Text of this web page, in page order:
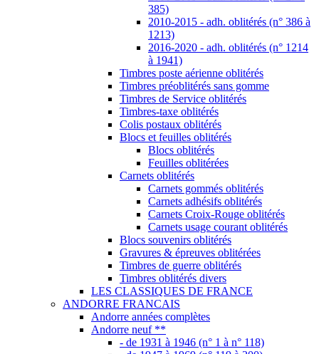
Carnets adhésifs oblitérés
Carnets Croix-Rouge oblitérés
Carnets usage courant oblitérés
Blocs souvenirs oblitérés
Gravures & épreuves oblitérées
Timbres de guerre oblitérés
Timbres oblitérés divers
LES CLASSIQUES DE FRANCE
ANDORRE FRANCAIS
Andorre années complètes
Andorre neuf **
- de 1931 à 1946 (n° 1 à n° 118)
- de 1947 à 1969 (n° 119 à 200)
- de 1970 à 1981 (n° 201 à 299)
- de 1982 à 1990 (n° 300 à 399)
- de 1991 à 1998 (n° 400 à 511)
- de 1999 à 2010 (n° 512 à 703)
- de 2011 à ... (n° 704 à ...)
Andorre charnière *
Andorre - Poste Aérienne
Andorre - Blocs neuf**
Andorre - Carnets neuf**
Andorre - Timbres-taxe
Andorre - Oblitérés & Divers
TIMBRES DE MONACO
Monaco Années complètes
Monaco Timbres-Poste